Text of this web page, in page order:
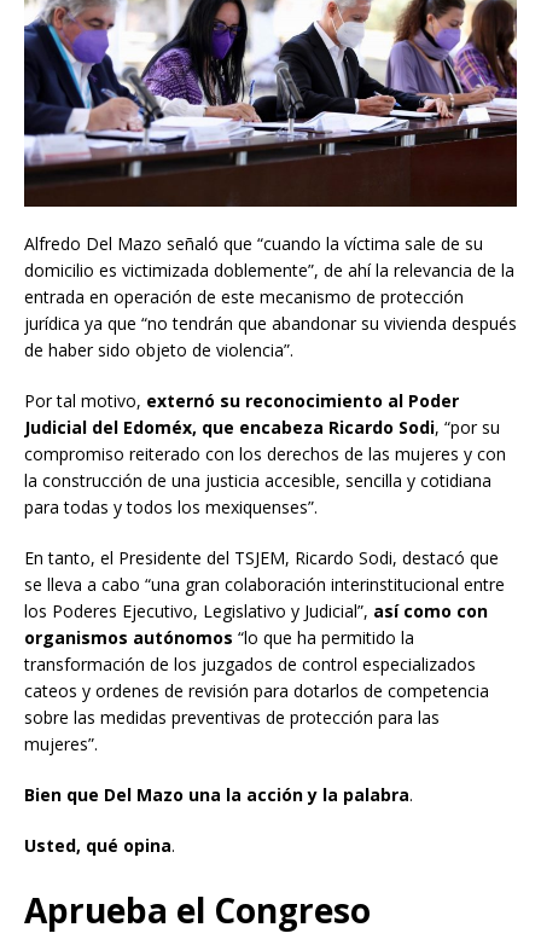
Alfredo Del Mazo señaló que “cuando la víctima sale de su
domicilio es victimizada doblemente”, de ahí la relevancia de la
entrada en operación de este mecanismo de protección
jurídica ya que “no tendrán que abandonar su vivienda después
de haber sido objeto de violencia”.
Por tal motivo, externó su reconocimiento al Poder
Judicial del Edoméx, que encabeza Ricardo Sodi, “por su
compromiso reiterado con los derechos de las mujeres y con
la construcción de una justicia accesible, sencilla y cotidiana
para todas y todos los mexiquenses”.
En tanto, el Presidente del TSJEM, Ricardo Sodi, destacó que
se lleva a cabo “una gran colaboración interinstitucional entre
los Poderes Ejecutivo, Legislativo y Judicial”, así como con
organismos autónomos “lo que ha permitido la
transformación de los juzgados de control especializados
cateos y ordenes de revisión para dotarlos de competencia
sobre las medidas preventivas de protección para las
mujeres”.
Bien que Del Mazo una la acción y la palabra.
Usted, qué opina.
Aprueba el Congreso